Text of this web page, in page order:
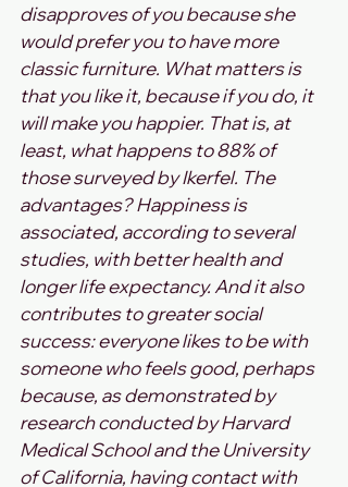
disapproves of you because she
would prefer you to have more
classic furniture. What matters is
that you like it, because if you do, it
will make you happier. That is, at
least, what happens to 88% of
those surveyed by Ikerfel. The
advantages? Happiness is
associated, according to several
studies, with better health and
longer life expectancy. And it also
contributes to greater social
success: everyone likes to be with
someone who feels good, perhaps
because, as demonstrated by
research conducted by Harvard
Medical School and the University
of California, having contact with